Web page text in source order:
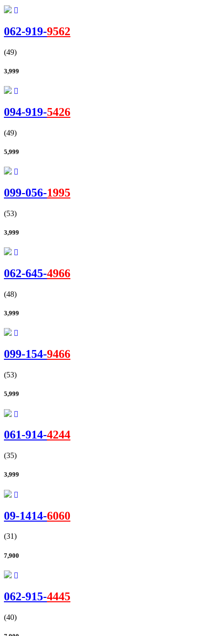
062-919-9562
(49)
3,999
094-919-5426
(49)
5,999
099-056-1995
(53)
3,999
062-645-4966
(48)
3,999
099-154-9466
(53)
5,999
061-914-4244
(35)
3,999
09-1414-6060
(31)
7,900
062-915-4445
(40)